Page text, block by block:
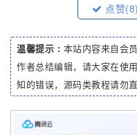
点赞(8)
温馨提示 : 本站内容来自会
作者总结编辑，请大家在使
知的错误，源码类教程请勿